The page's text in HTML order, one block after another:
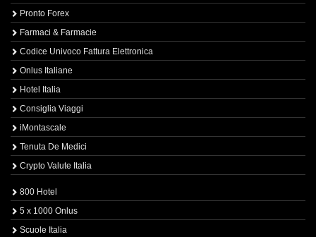
Pronto Forex
Farmaci & Farmacie
Codice Univoco Fattura Elettronica
Onlus Italiane
Hotel Italia
Consiglia Viaggi
iMontascale
Tenuta De Medici
Crypto Valute Italia
800 Hotel
5 x 1000 Onlus
Scuole Italia